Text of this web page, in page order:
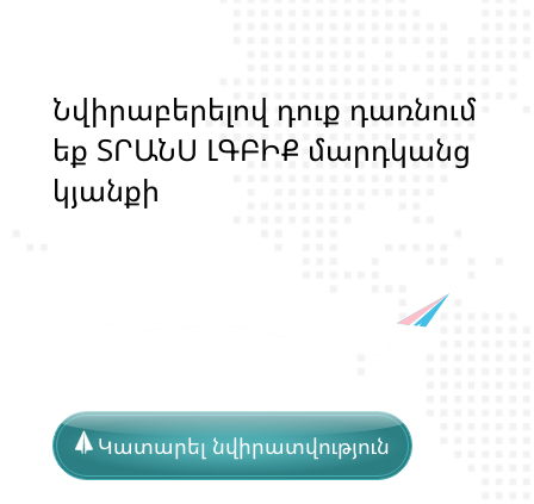
Նվիրաբերելով դոք դառնոմ
եք ՏՐԱՆՍ ԼԳԲԻՔ մարդկանց
կյանքի
Կատարել նվիրատվություն